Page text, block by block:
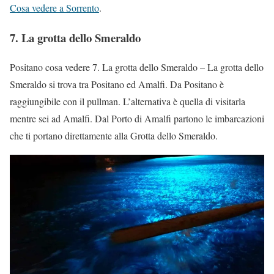
Cosa vedere a Sorrento.
7. La grotta dello Smeraldo
Positano cosa vedere 7. La grotta dello Smeraldo – La grotta dello
Smeraldo si trova tra Positano ed Amalfi. Da Positano è
raggiungibile con il pullman. L’alternativa è quella di visitarla
mentre sei ad Amalfi. Dal Porto di Amalfi partono le imbarcazioni
che ti portano direttamente alla Grotta dello Smeraldo.